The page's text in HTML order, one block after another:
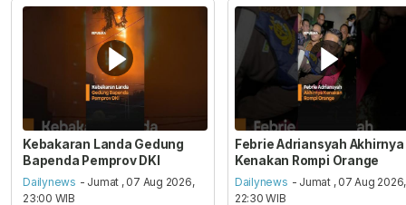
Kebakaran Landa Gedung
Bapenda Pemprov DKI
Dailynews - Jumat , 07 Aug 2026,
23:00 WIB
Febrie Adriansyah Akhirnya
Kenakan Rompi Orange
Dailynews - Jumat , 07 Aug 2026,
22:30 WIB